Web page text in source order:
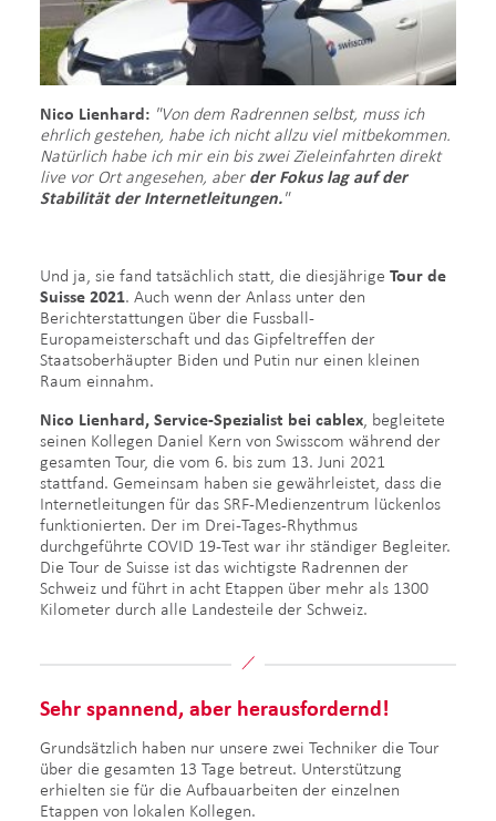
Nico Lienhard: "Von dem Radrennen selbst, muss ich
ehrlich gestehen, habe ich nicht allzu viel mitbekommen.
Natürlich habe ich mir ein bis zwei Zieleinfahrten direkt
live vor Ort angesehen, aber der Fokus lag auf der
Stabilität der Internetleitungen."
Und ja, sie fand tatsächlich statt, die diesjährige Tour de
Suisse 2021. Auch wenn der Anlass unter den
Berichterstattungen über die Fussball-
Europameisterschaft und das Gipfeltreffen der
Staatsoberhäupter Biden und Putin nur einen kleinen
Raum einnahm.
Nico Lienhard, Service-Spezialist bei cablex , begleitete
seinen Kollegen Daniel Kern von Swisscom während der
gesamten Tour, die vom 6. bis zum 13. Juni 2021
stattfand. Gemeinsam haben sie gewährleistet, dass die
Internetleitungen für das SRF-Medienzentrum lückenlos
funktionierten. Der im Drei-Tages-Rhythmus
durchgeführte COVID 19-Test war ihr ständiger Begleiter.
Die Tour de Suisse ist das wichtigste Radrennen der
Schweiz und führt in acht Etappen über mehr als 1300
Kilometer durch alle Landesteile der Schweiz.
Sehr spannend, aber herausfordernd!
Grundsätzlich haben nur unsere zwei Techniker die Tour
über die gesamten 13 Tage betreut. Unterstützung
erhielten sie für die Aufbauarbeiten der einzelnen
Etappen von lokalen Kollegen.